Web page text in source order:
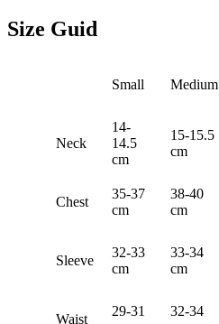
Size Guid
Small Medium
Neck
14-
14.5
cm
15-15.5
cm
Chest
35-37
cm
38-40
cm
Sleeve
32-33
cm
33-34
cm
Waist
29-31
32-34